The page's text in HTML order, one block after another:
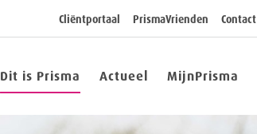
Cliëntportaal PrismaVrienden Contact
Dit is Prisma Actueel MijnPrisma